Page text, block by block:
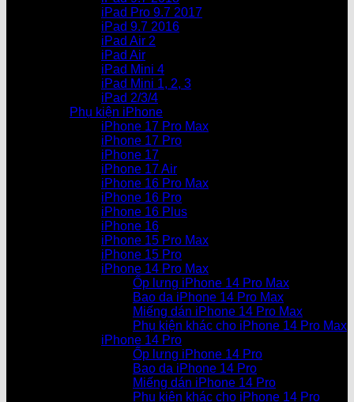
iPad Pro 9.7 2017
iPad 9.7 2016
iPad Air 2
iPad Air
iPad Mini 4
iPad Mini 1, 2, 3
iPad 2/3/4
Phụ kiện iPhone
iPhone 17 Pro Max
iPhone 17 Pro
iPhone 17
iPhone 17 Air
iPhone 16 Pro Max
iPhone 16 Pro
iPhone 16 Plus
iPhone 16
iPhone 15 Pro Max
iPhone 15 Pro
iPhone 14 Pro Max
Ốp lưng iPhone 14 Pro Max
Bao da iPhone 14 Pro Max
Miếng dán iPhone 14 Pro Max
Phụ kiện khác cho iPhone 14 Pro Max
iPhone 14 Pro
Ốp lưng iPhone 14 Pro
Bao da iPhone 14 Pro
Miếng dán iPhone 14 Pro
Phụ kiện khác cho iPhone 14 Pro